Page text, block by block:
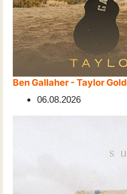
Ben Gallaher - Taylor Gold
06.08.2026